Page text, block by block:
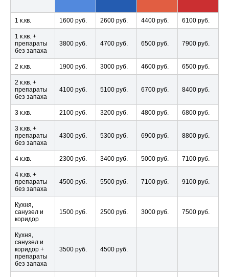
1 к.кв. 1600 руб. 2600 руб. 4400 руб. 6100 руб.
1 к.кв. +
препараты
без запаха
3800 руб. 4700 руб. 6500 руб. 7900 руб.
2 к.кв. 1900 руб. 3000 руб. 4600 руб. 6500 руб.
2 к.кв. +
препараты
без запаха
4100 руб. 5100 руб. 6700 руб. 8400 руб.
3 к.кв. 2100 руб. 3200 руб. 4800 руб. 6800 руб.
3 к.кв. +
препараты
без запаха
4300 руб. 5300 руб. 6900 руб. 8800 руб.
4 к.кв. 2300 руб. 3400 руб. 5000 руб. 7100 руб.
4 к.кв. +
препараты
без запаха
4500 руб. 5500 руб. 7100 руб. 9100 руб.
Кухня,
санузел и
коридор
1500 руб. 2500 руб. 3000 руб. 7500 руб.
Кухня,
санузел и
коридор +
препараты
без запаха
3500 руб. 4500 руб.